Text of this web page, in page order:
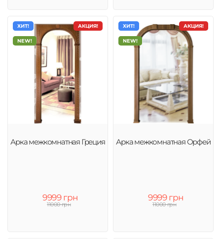
АКЦИЯ!
ХИТ!
NEW!
Арка межкомнатная Греция
9999 грн
11000 грн
АКЦИЯ!
ХИТ!
NEW!
Арка межкомнатная Орфей
9999 грн
11000 грн